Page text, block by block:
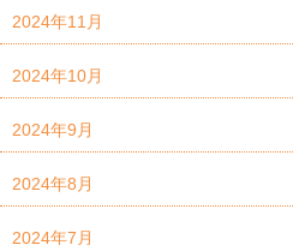
2024年11月
2024年10月
2024年9月
2024年8月
2024年7月